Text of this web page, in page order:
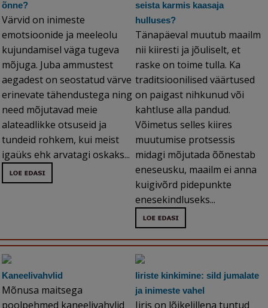
õnne?
Värvid on inimeste
emotsioonide ja meeleolu
kujundamisel väga tugeva
mõjuga. Juba ammustest
aegadest on seostatud värve
erinevate tähendustega ning
need mõjutavad meie
alateadlikke otsuseid ja
tundeid rohkem, kui meist
igaüks ehk arvatagi oskaks...
seista karmis kaasaja
hulluses?
Tänapäeval muutub maailm
nii kiiresti ja jõuliselt, et
raske on toime tulla. Ka
traditsioonilised väärtused
on paigast nihkunud või
kahtluse alla pandud.
Võimetus selles kiires
muutumise protsessis
midagi mõjutada õõnestab
eneseusku, maailm ei anna
kuigivõrd pidepunkte
enesekindluseks...
Kaneelivahvlid
Mõnusa maitsega
poolpehmed kaneelivahvlid
Iiriste kinkimine: sild jumalate
ja inimeste vahel
Iiris on lõikelillena tuntud